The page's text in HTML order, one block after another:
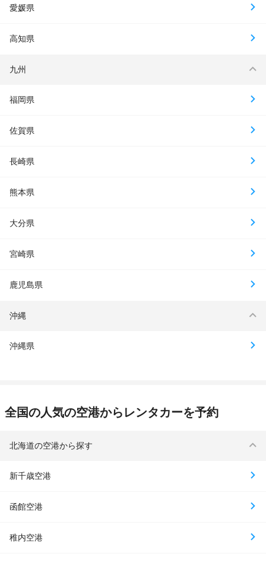
愛媛県
高知県
九州
福岡県
佐賀県
長崎県
熊本県
大分県
宮崎県
鹿児島県
沖縄
沖縄県
全国の人気の空港からレンタカーを予約
北海道の空港から探す
新千歳空港
函館空港
稚内空港